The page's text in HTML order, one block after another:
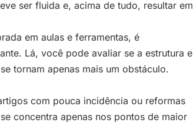
ser fluida e, acima de tudo, resultar em
em aulas e ferramentas, é
Lá, você pode avaliar se a estrutura e
tornam apenas mais um obstáculo.
com pouca incidência ou reformas
concentra apenas nos pontos de maior